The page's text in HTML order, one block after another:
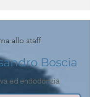
allo staff
Boscia
ed endodonzia